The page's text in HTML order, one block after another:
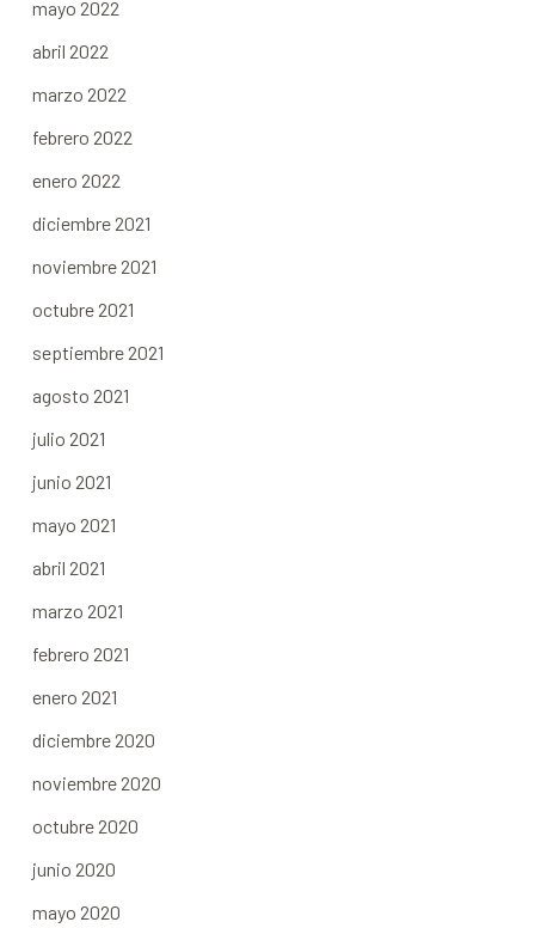
mayo 2022
abril 2022
marzo 2022
febrero 2022
enero 2022
diciembre 2021
noviembre 2021
octubre 2021
septiembre 2021
agosto 2021
julio 2021
junio 2021
mayo 2021
abril 2021
marzo 2021
febrero 2021
enero 2021
diciembre 2020
noviembre 2020
octubre 2020
junio 2020
mayo 2020